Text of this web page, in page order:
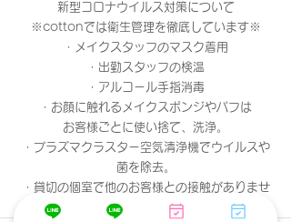
新型コロナウイルス対策について
※cottonでは衛生管理を徹底しています※
・メイクスタッフのマスク着用
・出勤スタッフの検温
・アルコール手指消毒
・お顔に触れるメイクスポンジやパフは
お客様ごとに使い捨て、洗浄。
・プラズマクラスター空気清浄機でウイルスや
菌を除去。
・貸切の個室で他のお客様との接触がありませ